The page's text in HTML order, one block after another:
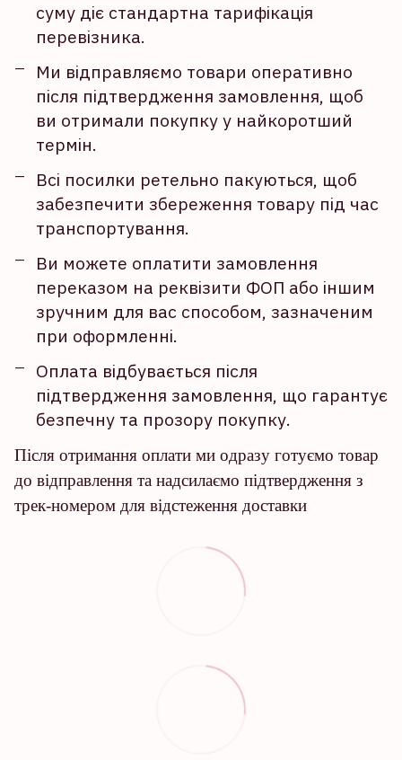
суму діє стандартна тарифікація
перевізника.
Ми відправляємо товари оперативно
після підтвердження замовлення, щоб
ви отримали покупку у найкоротший
термін.
Всі посилки ретельно пакуються, щоб
забезпечити збереження товару під час
транспортування.
Ви можете оплатити замовлення
переказом на реквізити ФОП або іншим
зручним для вас способом, зазначеним
при оформленні.
Оплата відбувається після
підтвердження замовлення, що гарантує
безпечну та прозору покупку.
Після отримання оплати ми одразу готуємо товар
до відправлення та надсилаємо підтвердження з
трек-номером для відстеження доставки